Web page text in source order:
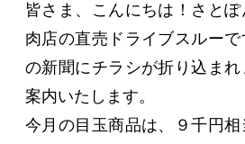
皆さま、こんにちは！さと
肉店の直売ドライブスルー
の新聞にチラシが折り込ま
案内いたします。
今月の目玉商品は、９千円